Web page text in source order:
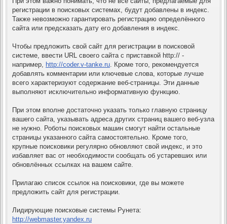
регистрации в поисковых системах, будут добавлены в индекс.
Также невозможно гарантировать регистрацию определённого
сайта или предсказать дату его добавления в индекс.
Чтобы предложить свой сайт для регистрации в поисковой
системе, ввести URL своего сайта с приставкой http:// -
например, http://coder.v-tanke.ru. Кроме того, рекомендуется
добавлять комментарии или ключевые слова, которые лучше
всего характеризуют содержание веб-страницы. Эти данные
выполняют исключительно информативную функцию.
При этом вполне достаточно указать только главную страницу
вашего сайта, указывать адреса других страниц вашего веб-узла
не нужно. Роботы поисковых машин смогут найти остальные
страницы указанного сайта самостоятельно. Кроме того,
крупные поисковики регулярно обновляют свой индекс, и это
избавляет вас от необходимости сообщать об устаревших или
обновлённых ссылках на вашем сайте.
Прилагаю список ссылок на поисковики, где вы можете
предложить сайт для регистрации.
Лидирующие поисковые системы Рунета:
http://webmaster.yandex.ru